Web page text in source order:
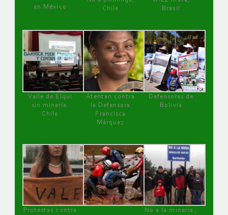
en México
Chile
Brasil
Valle de Elqui
sin minería.
Chile
Atentan contra
la Defensora
Francisca
Márquez
Defensoras de
Bolivia
Protestas contra
No a la minería ,